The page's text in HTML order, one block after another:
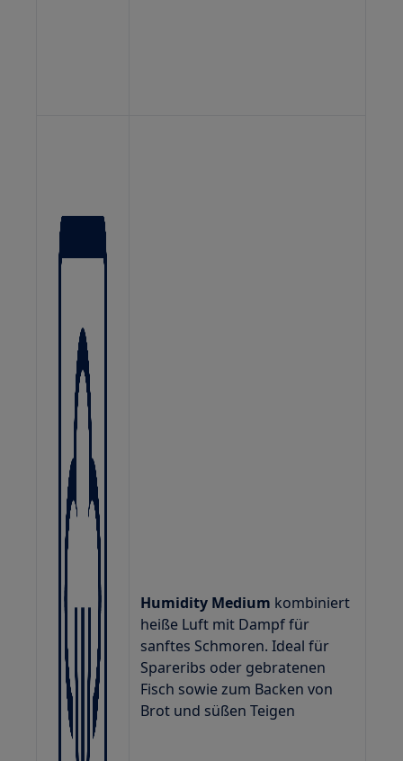
Humidity Medium kombiniert
heiße Luft mit Dampf für
sanftes Schmoren. Ideal für
Spareribs oder gebratenen
Fisch sowie zum Backen von
Brot und süßen Teigen